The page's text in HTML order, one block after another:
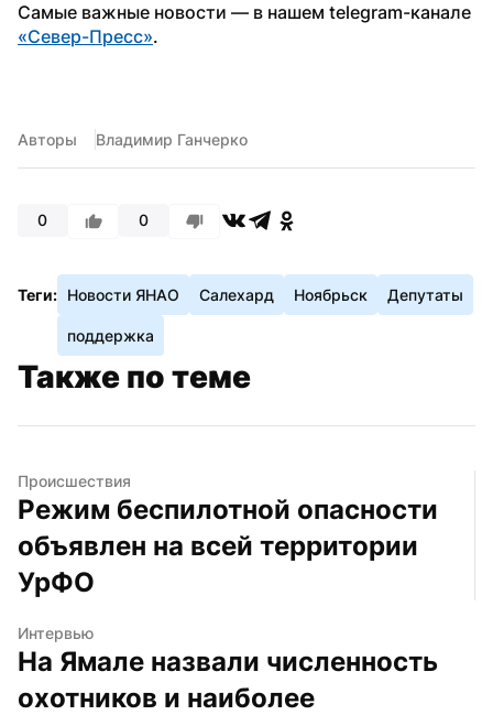
«Север-Пресс».
Авторы Владимир Ганчерко
0 0
Теги: Новости ЯНАО Салехард Ноябрьск Депутаты
поддержка
Также по теме
Происшествия
Режим беспилотной опасности
объявлен на всей территории
УрФО
Интервью
На Ямале назвали численность
охотников и наиболее